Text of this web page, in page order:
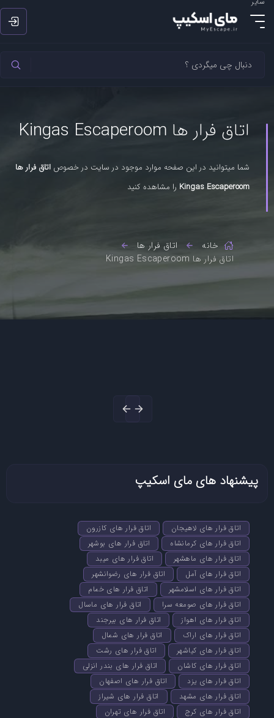
اتاق فرار ها Kingas Escaperoom
شما میتوانید در این صفحه موارد موجود در سایت در خصوص اتاق فرار ها
Kingas Escaperoom را مشاهده کنید
خانه
اتاق فرار ها
اتاق فرار ها Kingas Escaperoom
پیشنهاد های مای اسکیپ
اتاق فرار های لاهیجان
اتاق فرار های کازرون
اتاق فرار های کرمانشاه
اتاق فرار های بوشهر
اتاق فرار های ماهشهر
اتاق فرار های میبد
اتاق فرار های آمل
اتاق فرار های رضوانشهر
اتاق فرار های اسلامشهر
اتاق فرار های خمام
اتاق فرار های صومعه سرا
اتاق فرار های ماسال
اتاق فرار های اهواز
اتاق فرار های بیرجند
اتاق فرار های اراک
اتاق فرار های شمال
اتاق فرار های کیاشهر
اتاق فرار های رشت
اتاق فرار های کاشان
اتاق فرار های بندر انزلی
اتاق فرار های یزد
اتاق فرار های اصفهان
اتاق فرار های مشهد
اتاق فرار های شیراز
اتاق فرار های کرج
اتاق فرار های تهران